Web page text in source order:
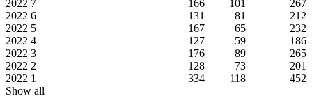
2022 7 166 101
267
2022 6 131 81
212
2022 5 167 65
232
2022 4 127 59
186
2022 3 176 89
265
2022 2 128 73
201
2022 1 334 118
452
Show all